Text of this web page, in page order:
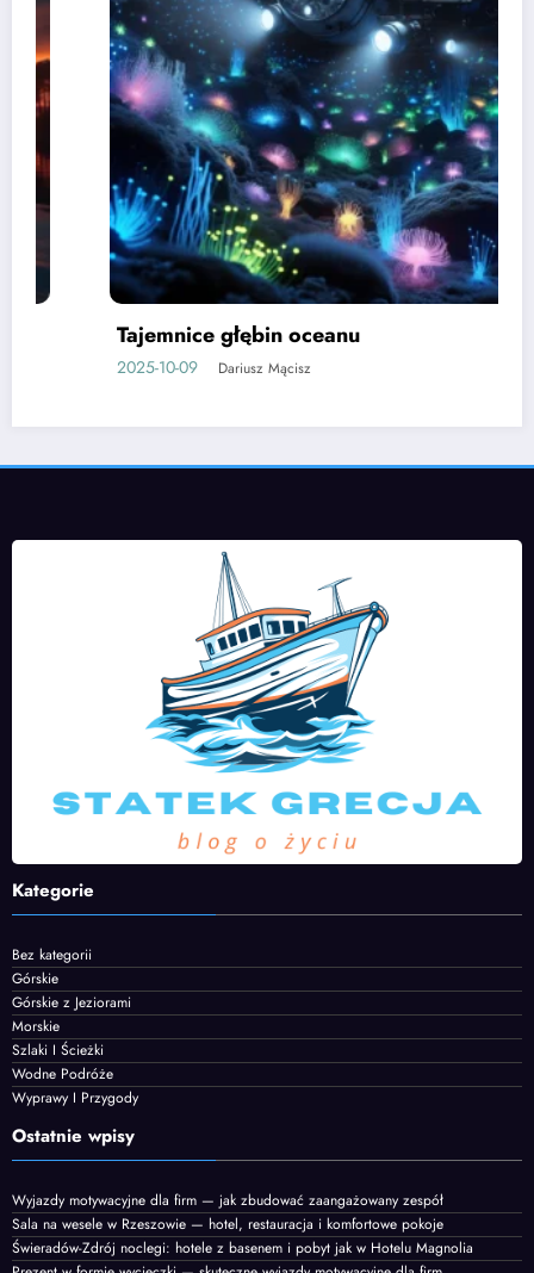
Tajemnice głębin oceanu
2025-10-09 Dariusz Mącisz
Kategorie
Bez kategorii
Górskie
Górskie z Jeziorami
Morskie
Szlaki I Ścieżki
Wodne Podróże
Wyprawy I Przygody
Ostatnie wpisy
Wyjazdy motywacyjne dla firm — jak zbudować zaangażowany zespół
Sala na wesele w Rzeszowie — hotel, restauracja i komfortowe pokoje
Świeradów-Zdrój noclegi: hotele z basenem i pobyt jak w Hotelu Magnolia